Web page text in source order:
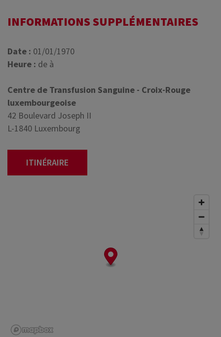
INFORMATIONS SUPPLÉMENTAIRES
Date : 01/01/1970
Heure : de à
Centre de Transfusion Sanguine - Croix-Rouge
luxembourgeoise
42 Boulevard Joseph II
L-1840 Luxembourg
ITINÉRAIRE